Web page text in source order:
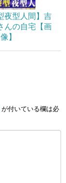
夜型人間】吉
んの自宅【画
像】
が付いている欄は必